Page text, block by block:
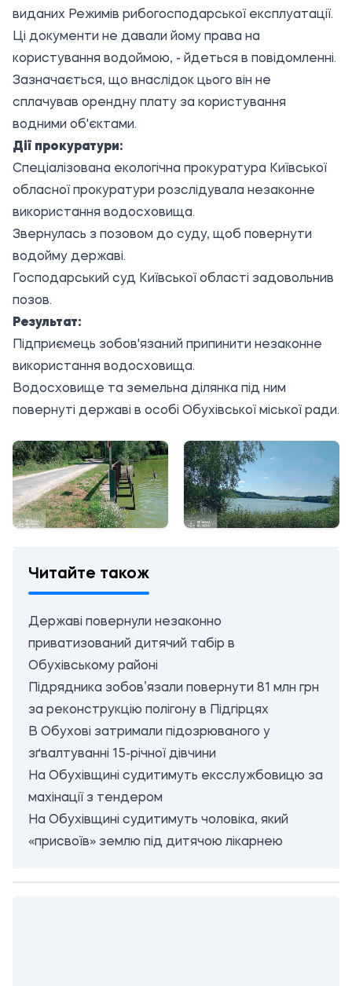
виданих Режимів рибогосподарської експлуатації.
Ці документи не давали йому права на
користування водоймою, - йдеться в повідомленні.
Зазначається, що внаслідок цього він не
сплачував орендну плату за користування
водними об'єктами.
Дії прокуратури:
Спеціалізована екологічна прокуратура Київської
обласної прокуратури розслідувала незаконне
використання водосховища.
Звернулась з позовом до суду, щоб повернути
водойму державі.
Господарський суд Київської області задовольнив
позов.
Результат:
Підприємець зобов'язаний припинити незаконне
використання водосховища.
Водосховище та земельна ділянка під ним
повернуті державі в особі Обухівської міської ради.
Читайте також
Державі повернули незаконно
приватизований дитячий табір в
Обухівському районі
Підрядника зобов’язали повернути 81 млн грн
за реконструкцію полігону в Підгірцях
В Обухові затримали підозрюваного у
зґвалтуванні 15-річної дівчини
На Обухівщині судитимуть ексслужбовицю за
махінації з тендером
На Обухівщині судитимуть чоловіка, який
«присвоїв» землю під дитячою лікарнею